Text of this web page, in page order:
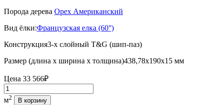
Порода дерева Орех Американский
Вид ёлки:Французская елка (60°)
Конструкция3-х слойный T&G (шип-паз)
Размер (длина х ширина х толщина)438,78х190х15 мм
Цена 33 566₽
Количество
м2 В корзину